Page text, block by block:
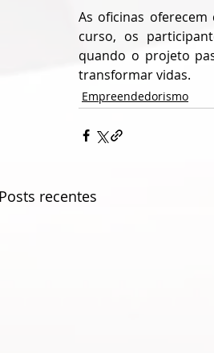
As oficinas
curso, os
quando o projeto
transformar vidas.
Empreendedorismo
recentes